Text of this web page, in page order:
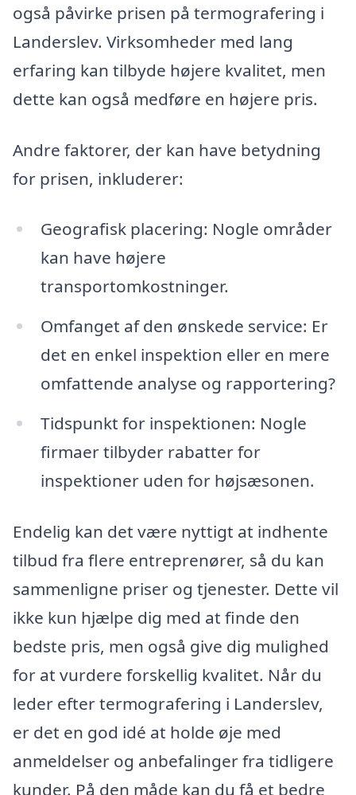
også påvirke prisen på termografering i
Landerslev. Virksomheder med lang
erfaring kan tilbyde højere kvalitet, men
dette kan også medføre en højere pris.
Andre faktorer, der kan have betydning
for prisen, inkluderer:
Geografisk placering: Nogle områder
kan have højere
transportomkostninger.
Omfanget af den ønskede service: Er
det en enkel inspektion eller en mere
omfattende analyse og rapportering?
Tidspunkt for inspektionen: Nogle
firmaer tilbyder rabatter for
inspektioner uden for højsæsonen.
Endelig kan det være nyttigt at indhente
tilbud fra flere entreprenører, så du kan
sammenligne priser og tjenester. Dette vil
ikke kun hjælpe dig med at finde den
bedste pris, men også give dig mulighed
for at vurdere forskellig kvalitet. Når du
leder efter termografering i Landerslev,
er det en god idé at holde øje med
anmeldelser og anbefalinger fra tidligere
kunder. På den måde kan du få et bedre